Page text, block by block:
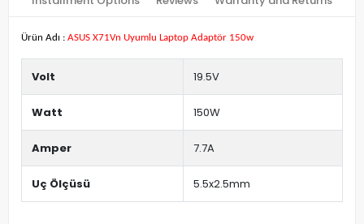
Ürün Adı : ASUS X71Vn Uyumlu Laptop Adaptör 150w
Volt 19.5V
Watt 150W
Amper 7.7A
Uç Ölçüsü 5.5x2.5mm